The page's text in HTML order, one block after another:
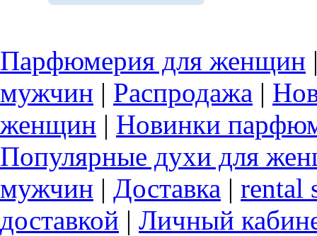
Парфюмерия для женщин
мужчин | Распродажа |
женщин | Новинки
Популярные духи для
мужчин | Доставка | rental
доставкой | Личный